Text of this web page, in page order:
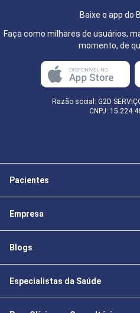
Baixe o app do
Faça como milhares de usuários,
momento, de
Razão social: G2D
CNPJ:
Pacientes
Empresa
Blogs
Especialistas da Saúde